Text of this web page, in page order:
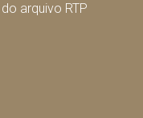
arquivo RTP